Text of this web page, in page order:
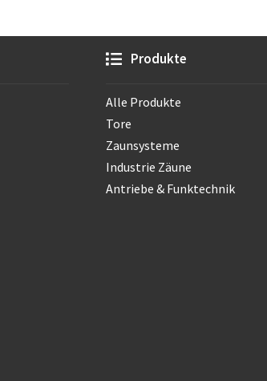
Produkte
Alle Produkte
Tore
Zaunsysteme
Industrie Zäune
Antriebe & Funktechnik